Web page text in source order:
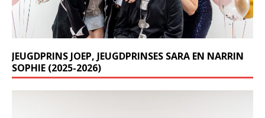
JEUGDPRINS JOEP, JEUGDPRINSES SARA EN NARRIN
SOPHIE (2025-2026)